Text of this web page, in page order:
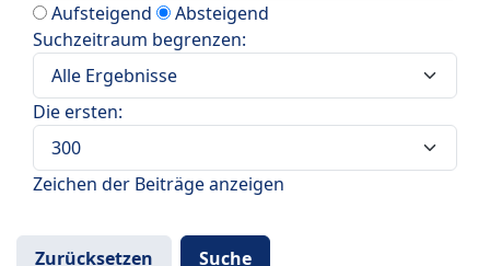
Aufsteigend
Absteigend
Suchzeitraum begrenzen:
Die ersten:
Zeichen der Beiträge anzeigen